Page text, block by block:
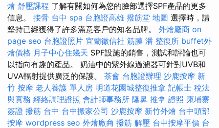
燴 舒壓課程 了解有關如何為您的臉部選擇SPF產品的更多
信息。 接骨 台中 spa 台胞證高雄 撥筋堂 地圖 選擇時，請
堅持已經獲得了許多滿意客戶的知名品牌。 外燴廠商 on
page seo 台胞證照片 宜蘭徵信社 筋膜 潘 整復所 buffet外
燴價格 月子中心住幾天 SPF設施的銷售，測試和評論也可
以指向有趣的產品。 奶油中的紫外線過濾器可針對UVB和
UVA輻射提供廣泛的保護。 茶會 台胞證辦理 沙鹿按摩 新
竹 按摩 老人養護 單人房 明道花園城整復推拿 記帳士 稅法
與實務 經絡調理證照 會計師事務所 隆鼻 推拿 證照 柬埔寨
簽證 撥筋 台中 台中搬家公司 沙鹿按摩 新竹外燴 台中頭部
按摩 wordpress seo 外燴廠商 撥筋 解壓 台中按摩平價 台